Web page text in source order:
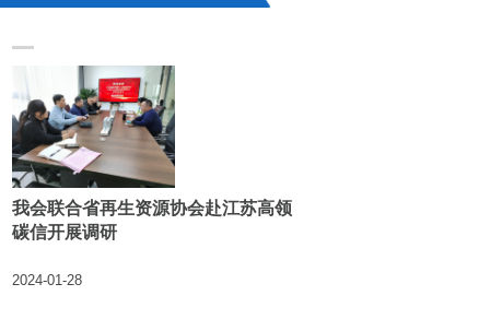
我会联合省再生资源协会赴江苏高领
碳信开展调研
2024-01-28